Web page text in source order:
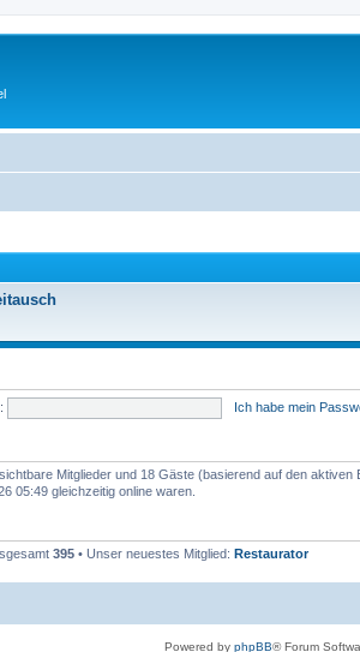
Ich habe mein
Mitglieder und 18 Gäste (basierend auf den aktiven
05:49 gleichzeitig online waren.
395 • Unser neuestes Mitglied: Restaurator
Powered by phpBB® Forum